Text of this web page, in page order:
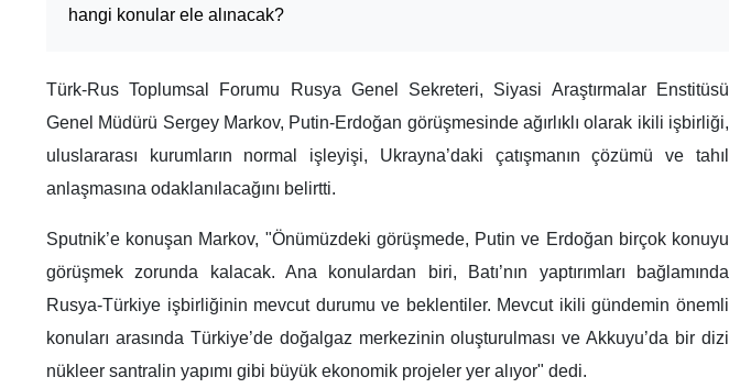
hangi konular ele alınacak?
Türk-Rus Toplumsal Forumu Rusya Genel Sekreteri, Siyasi Araştırmalar Enstitüsü
Genel Müdürü Sergey Markov, Putin-Erdoğan görüşmesinde ağırlıklı olarak ikili işbirliği,
uluslararası kurumların normal işleyişi, Ukrayna’daki çatışmanın çözümü ve tahıl
anlaşmasına odaklanılacağını belirtti.
Sputnik’e konuşan Markov, "Önümüzdeki görüşmede, Putin ve Erdoğan birçok konuyu
görüşmek zorunda kalacak. Ana konulardan biri, Batı’nın yaptırımları bağlamında
Rusya-Türkiye işbirliğinin mevcut durumu ve beklentiler. Mevcut ikili gündemin önemli
konuları arasında Türkiye’de doğalgaz merkezinin oluşturulması ve Akkuyu’da bir dizi
nükleer santralin yapımı gibi büyük ekonomik projeler yer alıyor" dedi.